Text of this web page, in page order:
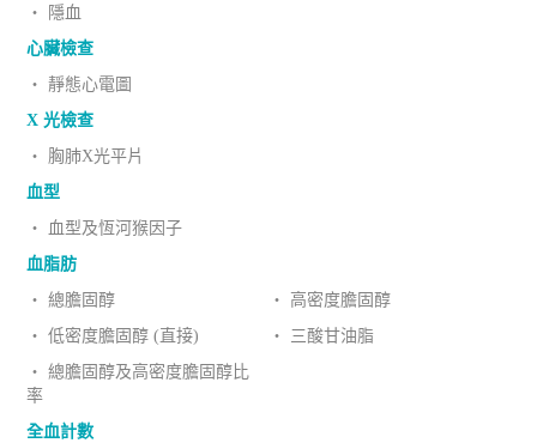
‧ 隱血
心臟檢查
‧ 靜態心電圖
X 光檢查
‧ 胸肺X光平片
血型
‧ 血型及恆河猴因子
血脂肪
‧ 總膽固醇
‧ 高密度膽固醇
‧ 低密度膽固醇 (直接)
‧ 三酸甘油脂
‧ 總膽固醇及高密度膽固醇比
率
全血計數